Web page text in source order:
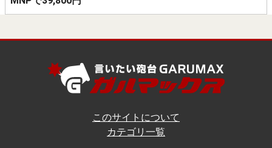
このサイトについて
カテゴリ一覧